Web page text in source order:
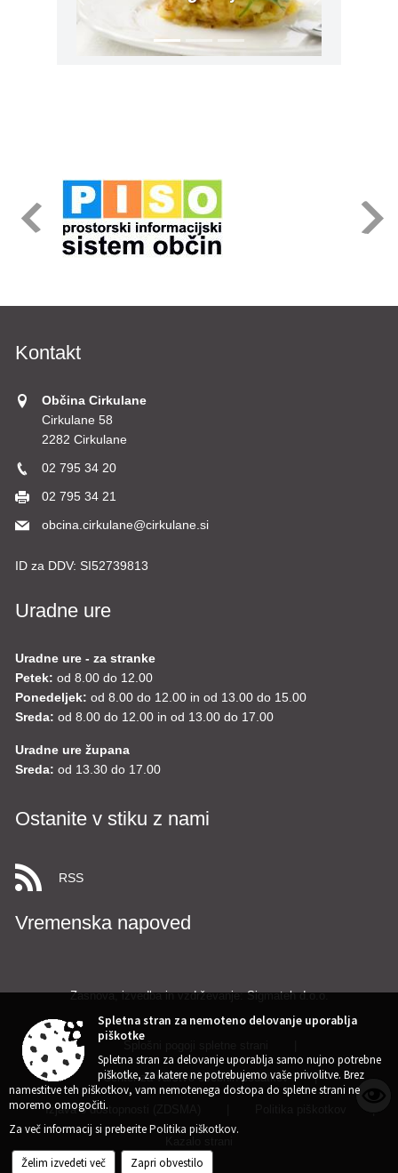
Kontakt
Občina Cirkulane
Cirkulane 58
2282 Cirkulane
02 795 34 20
02 795 34 21
obcina.cirkulane@cirkulane.si
ID za DDV: SI52739813
Uradne ure
Uradne ure - za stranke
Petek: od 8.00 do 12.00
Ponedeljek: od 8.00 do 12.00 in od 13.00 do 15.00
Sreda: od 8.00 do 12.00 in od 13.00 do 17.00
Uradne ure župana
Sreda: od 13.30 do 17.00
Ostanite v stiku z nami
RSS
Vremenska napoved
Zasnova, izvedba in vzdrževanje: Sigmateh d.o.o.
Center za varstvo osebnih podatkov |
Izjava o dostopnosti (ZDSMA) |
Spletna stran za nemoteno delovanje uporablja
piškotke
Spletna stran za delovanje uporablja samo nujno potrebne
piškotke, za katere ne potrebujemo vaše privolitve. Brez
namestitve teh piškotkov, vam nemotenega dostopa do spletne strani ne
moremo omogočiti.
Za več informacij si preberitePolitika piškotkov.
Želim izvedeti več Zapri obvestilo